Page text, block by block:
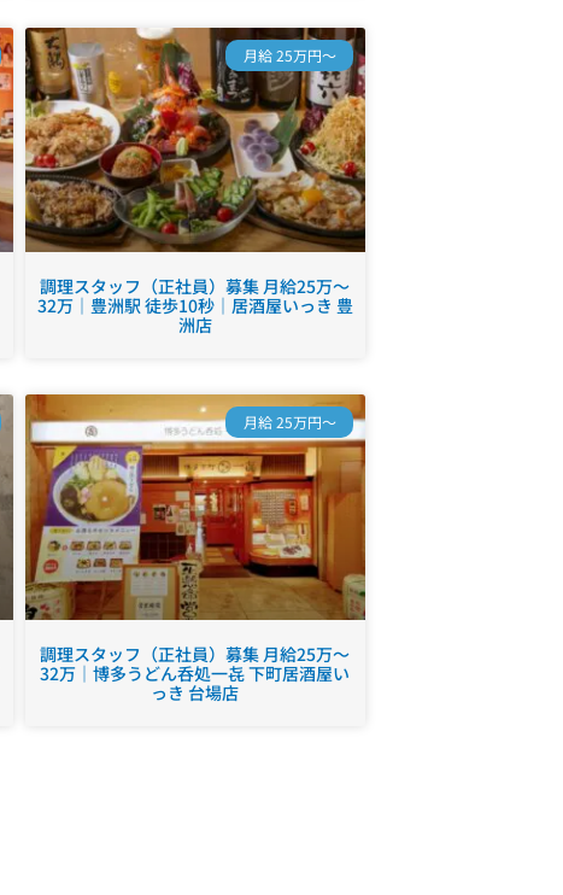
月給 25万円～
調理スタッフ（正社員）募集 月給25万～
32万｜豊洲駅 徒歩10秒｜居酒屋いっき 豊
洲店
月給 25万円～
調理スタッフ（正社員）募集 月給25万～
32万｜博多うどん呑処一㐂 下町居酒屋い
っき 台場店